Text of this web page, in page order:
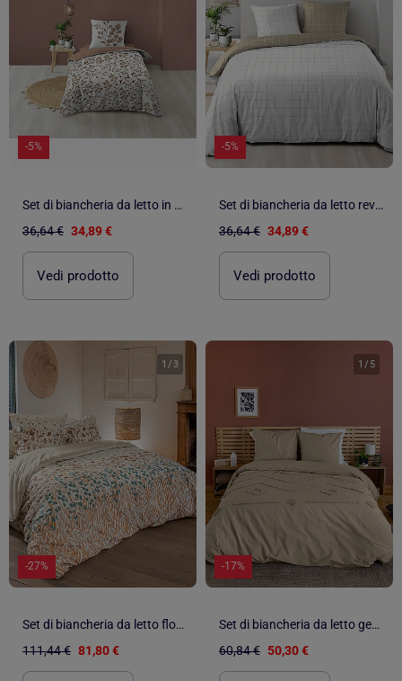
-5%
Set di biancheria da letto in cotone 3 pezzi con fodera con motivo a fogliame + federe
36,64 € 34,89 €
Vedi prodotto
-5%
Set di biancheria da letto reversibile in cotone a quadri
36,64 € 34,89 €
Vedi prodotto
1 /3
-27%
Set di biancheria da letto floreale in cotone 2 pezzi + federa
111,44 € 81,80 €
1 / 5
-17%
Set di biancheria da letto geometrico in cotone lavato e trapuntato
60,84 € 50,30 €